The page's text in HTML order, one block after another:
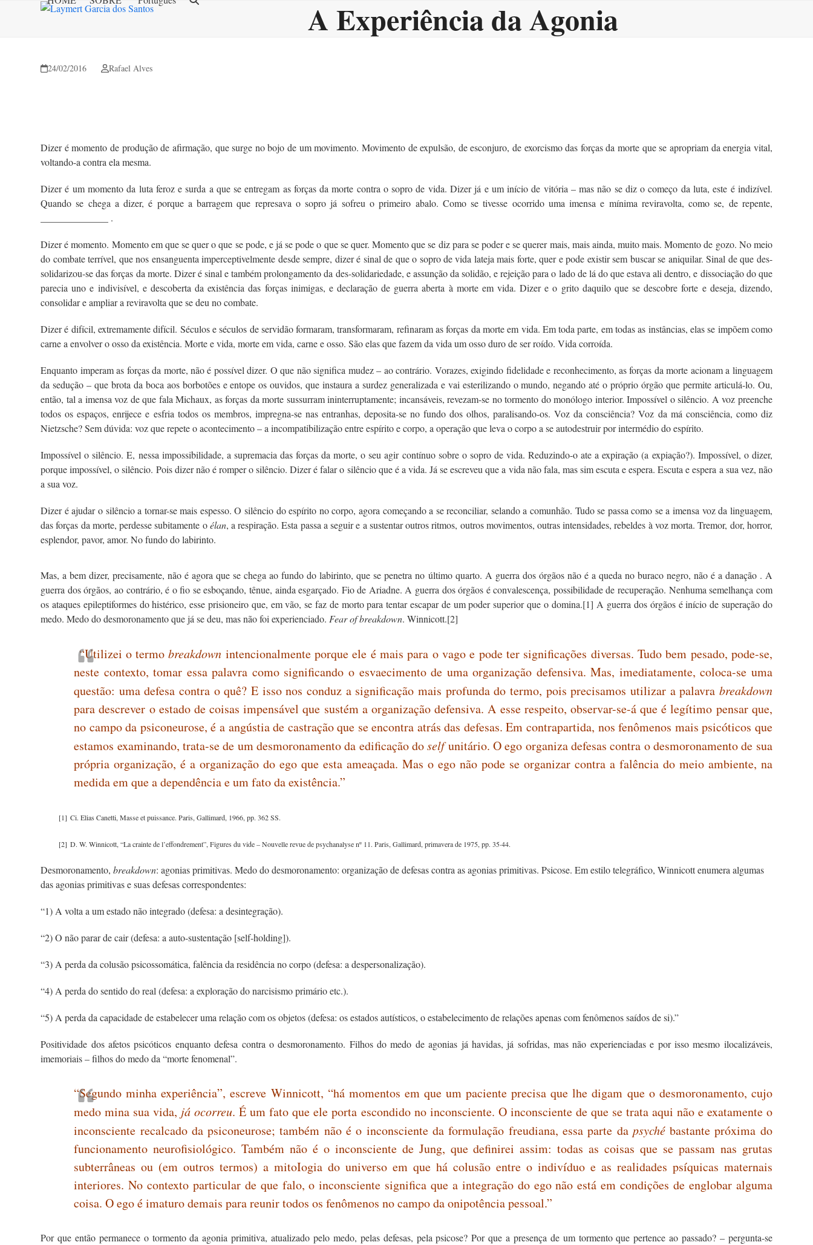
A Experiência da Agonia
24/02/2016 Rafael Alves
Dizer é momento de produção de afirmação, que surge no bojo de um movimento. Movimento de expulsão, de esconjuro, de exorcismo das forças da morte que se apropriam da energia vital,
voltando-a contra ela mesma.
Dizer é um momento da luta feroz e surda a que se entregam as forças da morte contra o sopro de vida. Dizer já e um início de vitória – mas não se diz o começo da luta, este é indizível.
Quando se chega a dizer, é porque a barragem que represava o sopro já sofreu o primeiro abalo. Como se tivesse ocorrido uma imensa e mínima reviravolta, como se, de repente,
______________ .
Dizer é momento. Momento em que se quer o que se pode, e já se pode o que se quer. Momento que se diz para se poder e se querer mais, mais ainda, muito mais. Momento de gozo. No meio
do combate terrível, que nos ensanguenta imperceptivelmente desde sempre, dizer é sinal de que o sopro de vida lateja mais forte, quer e pode existir sem buscar se aniquilar. Sinal de que des-
solidarizou-se das forças da morte. Dizer é sinal e também prolongamento da des-solidariedade, e assunção da solidão, e rejeição para o lado de lá do que estava ali dentro, e dissociação do que
parecia uno e indivisível, e descoberta da existência das forças inimigas, e declaração de guerra aberta à morte em vida. Dizer e o grito daquilo que se descobre forte e deseja, dizendo,
consolidar e ampliar a reviravolta que se deu no combate.
Dizer é difícil, extremamente difícil. Séculos e séculos de servidão formaram, transformaram, refinaram as forças da morte em vida. Em toda parte, em todas as instâncias, elas se impõem como
carne a envolver o osso da existência. Morte e vida, morte em vida, carne e osso. São elas que fazem da vida um osso duro de ser roído. Vida corroída.
Enquanto imperam as forças da morte, não é possível dizer. O que não significa mudez – ao contrário. Vorazes, exigindo fidelidade e reconhecimento, as forças da morte acionam a linguagem
da sedução – que brota da boca aos borbotões e entope os ouvidos, que instaura a surdez generalizada e vai esterilizando o mundo, negando até o próprio órgão que permite articulá-lo. Ou,
então, tal a imensa voz de que fala Michaux, as forças da morte sussurram ininterruptamente; incansáveis, revezam-se no tormento do monólogo interior. Impossível o silêncio. A voz preenche
todos os espaços, enrijece e esfria todos os membros, impregna-se nas entranhas, deposita-se no fundo dos olhos, paralisando-os. Voz da consciência? Voz da má consciência, como diz
Nietzsche? Sem dúvida: voz que repete o acontecimento – a incompatibilização entre espírito e corpo, a operação que leva o corpo a se autodestruir por intermédio do espírito.
Impossível o silêncio. E, nessa impossibilidade, a supremacia das forças da morte, o seu agir contínuo sobre o sopro de vida. Reduzindo-o ate a expiração (a expiação?). Impossível, o dizer,
porque impossível, o silêncio. Pois dizer não é romper o silêncio. Dizer é falar o silêncio que é a vida. Já se escreveu que a vida não fala, mas sim escuta e espera. Escuta e espera a sua vez, não
a sua voz.
Dizer é ajudar o silêncio a tornar-se mais espesso. O silêncio do espírito no corpo, agora começando a se reconciliar, selando a comunhão. Tudo se passa como se a imensa voz da linguagem,
das forças da morte, perdesse subitamente oélan, a respiração. Esta passa a seguir e a sustentar outros ritmos, outros movimentos, outras intensidades, rebeldes à voz morta. Tremor, dor, horror,
esplendor, pavor, amor. No fundo do labirinto.
Mas, a bem dizer, precisamente, não é agora que se chega ao fundo do labirinto, que se penetra no último quarto. A guerra dos órgãos não é a queda no buraco negro, não é a danação . A
guerra dos órgãos, ao contrário, é o fio se esboçando, tênue, ainda esgarçado. Fio de Ariadne. A guerra dos órgãos é convalescença, possibilidade de recuperação. Nenhuma semelhança com
os ataques epileptiformes do histérico, esse prisioneiro que, em vão, se faz de morto para tentar escapar de um poder superior que o domina.[1] A guerra dos órgãos é início de superação do
medo. Medo do desmoronamento que já se deu, mas não foi experienciado. Fear of breakdown. Winnicott.[2]
“Utilizei o termobreakdown intencionalmente porque ele é mais para o vago e pode ter significações diversas. Tudo bem pesado, pode-se,
neste contexto, tomar essa palavra como significando o esvaecimento de uma organização defensiva. Mas, imediatamente, coloca-se uma
questão: uma defesa contra o quê? E isso nos conduz a significação mais profunda do termo, pois precisamos utilizar a palavra breakdown
para descrever o estado de coisas impensável que sustém a organização defensiva. A esse respeito, observar-se-á que é legítimo pensar que,
no campo da psiconeurose, é a angústia de castração que se encontra atrás das defesas. Em contrapartida, nos fenômenos mais psicóticos que
estamos examinando, trata-se de um desmoronamento da edificação doselfunitário. O ego organiza defesas contra o desmoronamento de sua
própria organização, é a organização do ego que esta ameaçada. Mas o ego não pode se organizar contra a falência do meio ambiente, na
medida em que a dependência e um fato da existência.”
[1] Ci. Elias Canetti, Masse et puissance. Paris, Gallimard, 1966, pp. 362 SS.
[2] D. W. Winnicott, “La crainte de l’effondrement”, Figures du vide – Nouvelle revue de psychanalyse nº 11. Paris, Gallimard, primavera de 1975, pp. 35·44.
Desmoronamento,breakdown: agonias primitivas. Medo do desmoronamento: organização de defesas contra as agonias primitivas. Psicose. Em estilo telegráfico, Winnicott enumera algumas
das agonias primitivas e suas defesas correspondentes:
“1) A volta a um estado não integrado (defesa: a desintegração).
“2) O não parar de cair (defesa: a auto-sustentação [self-holding]).
“3) A perda da colusão psicossomática, falência da residência no corpo (defesa: a despersonalização).
“4) A perda do sentido do real (defesa: a exploração do narcisismo primário etc.).
“5) A perda da capacidade de estabelecer uma relação com os objetos (defesa: os estados autísticos, o estabelecimento de relações apenas com fenômenos saídos de si).”
Positividade dos afetos psicóticos enquanto defesa contra o desmoronamento. Filhos do medo de agonias já havidas, já sofridas, mas não experienciadas e por isso mesmo ilocalizáveis,
imemoriais – filhos do medo da “morte fenomenal”.
“Segundo minha experiência”, escreve Winnicott, “há momentos em que um paciente precisa que lhe digam que o desmoronamento, cujo
medo mina sua vida, já ocorreu. É um fato que ele porta escondido no inconsciente. O inconsciente de que se trata aqui não e exatamente o
inconsciente recalcado da psiconeurose; também não é o inconsciente da formulação freudiana, essa parte da psychébastante próxima do
funcionamento neurofisiológico. Também não é o inconsciente de Jung, que definirei assim: todas as coisas que se passam nas grutas
subterrâneas ou (em outros termos) a mitoIogia do universo em que há colusão entre o indivíduo e as realidades psíquicas maternais
interiores. No contexto particular de que falo, o inconsciente significa que a integração do ego não está em condições de englobar alguma
coisa. O ego é imaturo demais para reunir todos os fenômenos no campo da onipotência pessoal.”
Por que então permanece o tormento da agonia primitiva, atualizado pelo medo, pelas defesas, pela psicose? Por que a presença de um tormento que pertence ao passado? – pergunta-se